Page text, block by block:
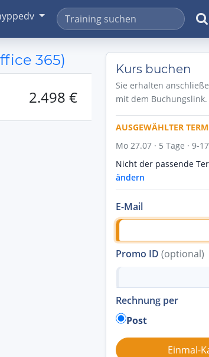
365)
2.498 €
Kurs buchen
Sie erhalten
mit dem Buchungslink.
AUSGEWÄHLTER
Mo 27.07 · 5 Tage · 9-
Nicht der passende
ändern
E-Mail
Promo ID (optional)
Rechnung per
Post